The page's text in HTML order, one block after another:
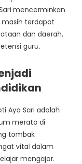
mencerminkan
masih terdapat
dan daerah,
guru.
Aya Sari adalah
merata di
tombak
vital dalam
mengajar.